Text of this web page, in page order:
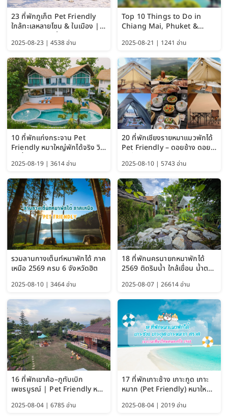
23 ที่พักภูเก็ต Pet Friendly
ใกล้ทะเลหลายโซน & ในเมือง |
2025-08-23 | 4538 อ่าน
Top 10 Things to Do in
Chiang Mai, Phuket &
Guide 2025)
2025-08-21 | 1241 อ่าน
10 ที่พักแก่งกระจาน Pet
Friendly หมาใหญ่พักได้จริง วิว
2025-08-19 | 3614 อ่าน
20 ที่พักเชียงรายหมาแมวพักได้
Pet Friendly – ดอยช้าง ดอย
2025-08-10 | 5743 อ่าน
รวมลานกางเต็นท์หมาพักได้ ภาค
เหนือ 2569 ครบ 6 จังหวัดฮิต
2025-08-10 | 3464 อ่าน
18 ที่พักนครนายกหมาพักได้
2569 ติดริมน้ำ ใกล้เขื่อน น้ำตก
ได้
2025-08-07 | 26614 อ่าน
16 ที่พักเขาค้อ–ภูทับเบิก
เพชรบูรณ์ | Pet Friendly หมา
2025-08-04 | 6785 อ่าน
17 ที่พักเกาะช้าง เกาะกูด เกาะ
หมาก (Pet Friendly) หมาใหญ่
2025-08-04 | 2019 อ่าน